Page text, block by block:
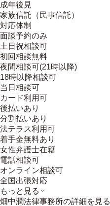
成年後見
家族信託（民事信託）
対応体制
面談予約のみ
土日祝相談可
初回相談無料
夜間相談可(21時以降)
18時以降相談可
当日相談可
カード利用可
後払いあり
分割払いあり
法テラス利用可
着手金無料あり
女性弁護士在籍
電話相談可
オンライン相談可
全国出張対応
もっと見る
畑中潤法律事務所の詳細を見る